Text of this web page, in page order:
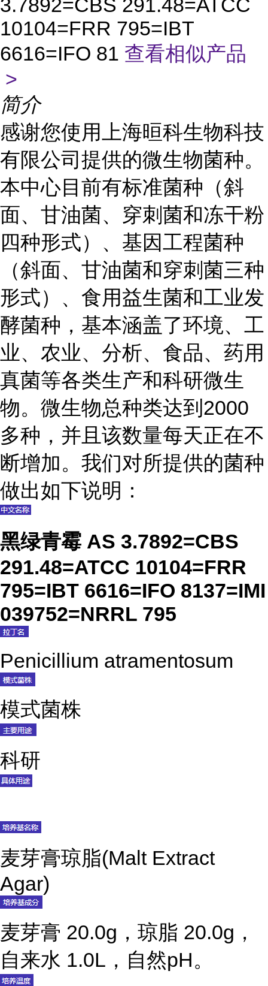
3.7892=CBS 291.48=ATCC
10104=FRR 795=IBT
6616=IFO 81 查看相似产品
>
简介
感谢您使用上海晅科生物科技
有限公司提供的微生物菌种。
本中心目前有标准菌种（斜
面、甘油菌、穿刺菌和冻干粉
四种形式）、基因工程菌种
（斜面、甘油菌和穿刺菌三种
形式）、食用益生菌和工业发
酵菌种，基本涵盖了环境、工
业、农业、分析、食品、药用
真菌等各类生产和科研微生
物。微生物总种类达到2000
多种，并且该数量每天正在不
断增加。我们对所提供的菌种
做出如下说明：
黑绿青霉 AS 3.7892=CBS
291.48=ATCC 10104=FRR
795=IBT 6616=IFO 8137=IMI
039752=NRRL 795
Penicillium atramentosum
模式菌株
科研
麦芽膏琼脂(Malt Extract
Agar)
麦芽膏 20.0g，琼脂 20.0g，
自来水 1.0L，自然pH。